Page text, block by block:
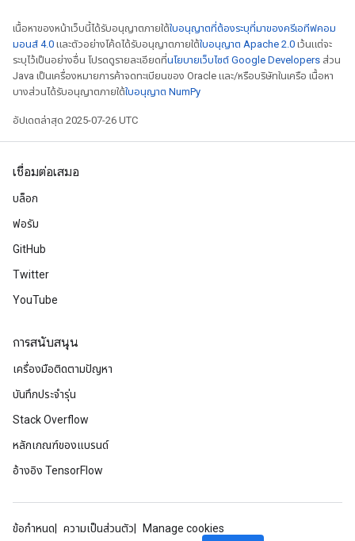
เนื้อหาของหน้าเว็บนี้ได้รับอนุญาตภายใต้ใบอนุญาตที่ต้องระบุที่มาของครีเอทีฟคอม
มอนส์ 4.0 และตัวอย่างโค้ดได้รับอนุญาตภายใต้ใบอนุญาต Apache 2.0 เว้นแต่จะ
ระบุไว้เป็นอย่างอื่น โปรดดูรายละเอียดที่นโยบายเว็บไซต์ Google Developers ส่วน
Java เป็นเครื่องหมายการค้าจดทะเบียนของ Oracle และ/หรือบริษัทในเครือ เนื้อหา
บางส่วนได้รับอนุญาตภายใต้ใบอนุญาต NumPy
อัปเดตล่าสุด 2025-07-26 UTC
เชื่อมต่อเสมอ
บล็อก
ฟอรัม
GitHub
Twitter
YouTube
การสนับสนุน
เครื่องมือติดตามปัญหา
บันทึกประจำรุ่น
Stack Overflow
หลักเกณฑ์ของแบรนด์
อ้างอิง TensorFlow
ข้อกำหนด ความเป็นส่วนตัว
Manage cookies